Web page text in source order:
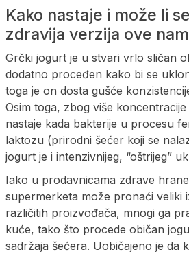
Kako nastaje i može li
zdravija verzija ove
Grčki jogurt je u stvari vrlo sličan
dodatno proceđen kako bi se
toga je on dosta gušće
Osim toga, zbog više
nastaje kada bakterije u procesu
laktozu (prirodni šećer koji se
jogurt je i intenzivnijeg, “oštrijeg”
Iako u prodavnicama zdrave
supermerketa može pronaći veliki
različitih proizvođača, mnogi ga
kuće, tako što procede običan
sadržaja šećera. Uobičajeno je da